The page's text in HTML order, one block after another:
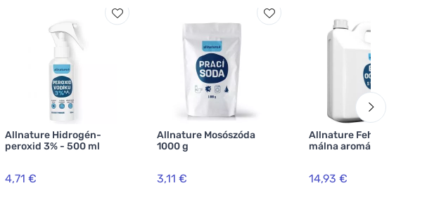
Allnature Hidrogén-
peroxid 3% - 500 ml
4,71 €
Allnature Mosószóda
1000 g
3,11 €
Allnature Fehér ecet 10%
málna aromával 5000 ml
14,93 €